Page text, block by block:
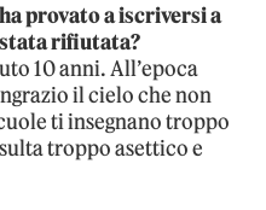
provato a iscriversi a
stata rifiutata?
10 anni. All’epoca
il cielo che non
ti insegnano troppo
troppo asettico e